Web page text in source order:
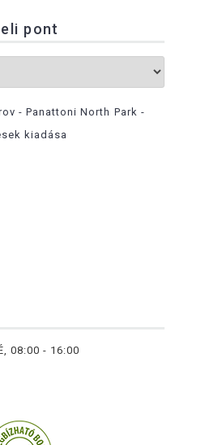
pont
- Panattoni North Park -
kiadása
08:00 - 16:00